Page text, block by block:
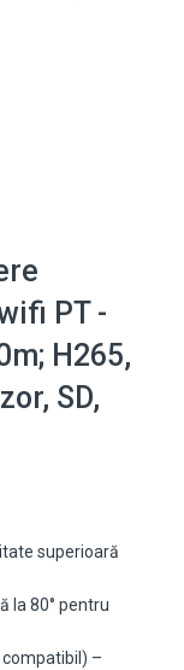
PT -
H265,
SD,
superioară
la 80° pentru
compatibil) –